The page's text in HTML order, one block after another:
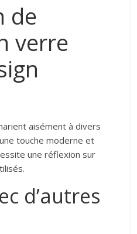
de
verre
aisément à divers
touche moderne et
une réflexion sur
d’autres